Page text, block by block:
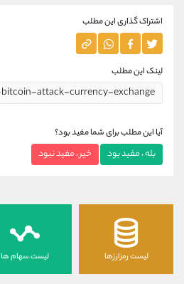
اشتراک گذاری این مطلب
لینک این مطلب
آیا این مطلب برای شما مفید بود؟
بله ، مفید بود خیر ، مفید نبود
لیست رمزارزها لیست سهام ها